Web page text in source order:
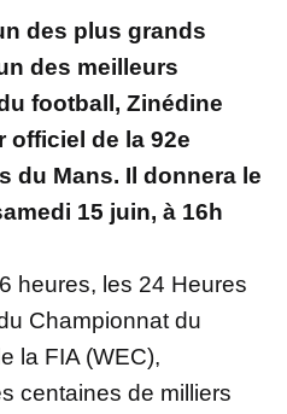
des plus grands
des meilleurs
football, Zinédine
officiel de la 92e
du Mans. Il donnera le
15 juin, à 16h
heures, les 24 Heures
Championnat du
la FIA (WEC),
centaines de milliers